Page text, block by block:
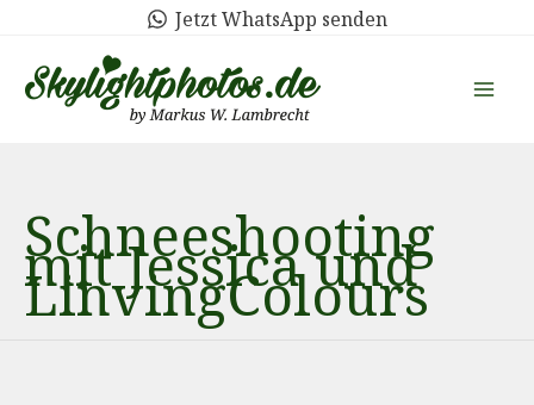
springen
Jetzt WhatsApp senden
Schneeshooting
mit Jessica und
LinvingColours